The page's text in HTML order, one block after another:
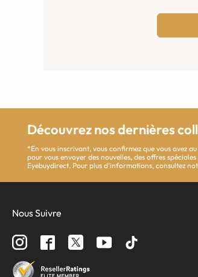
Découvrez nos dernières
*En vous inscrivant, vous confirmez que vous avez
pour vous envoyer des nouvelles, des offres
Eyebuydirect. Pour plus d'informations, consultez
Nous Suivre